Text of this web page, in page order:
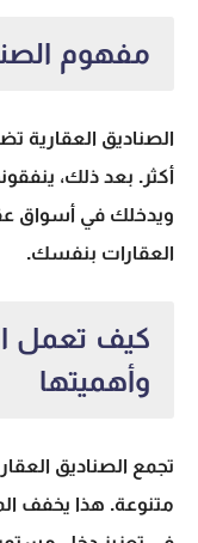
مفهوم
الصناديق العقارية
أكثر. بعد ذلك،
ويدخلك في أسواق
العقارات بنفسك.
كيف تعمل
وأهميتها
تجمع الصناديق
متنوعة. هذا يخفف